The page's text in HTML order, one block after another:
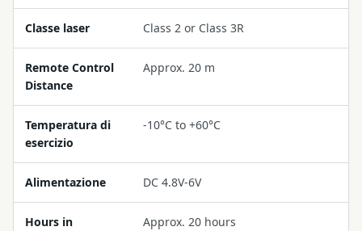
Classe laser Class 2 or Class 3R
Remote Control
Distance
Approx. 20 m
Temperatura di
esercizio
-10°C to +60°C
Alimentazione DC 4.8V-6V
Hours in
Approx. 20 hours